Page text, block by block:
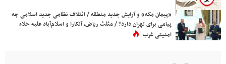
«پیمان مکه» و آرایش جدید منطقه / ائتلاف نظامی جدید اسلامی چه
پیامی برای تهران دارد؟ / مثلث ریاض، آنکارا و اسلام‌آباد علیه خلاء
امنیتی غرب